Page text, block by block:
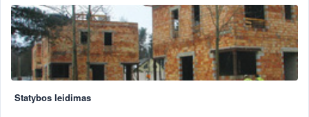
Statybos leidimas